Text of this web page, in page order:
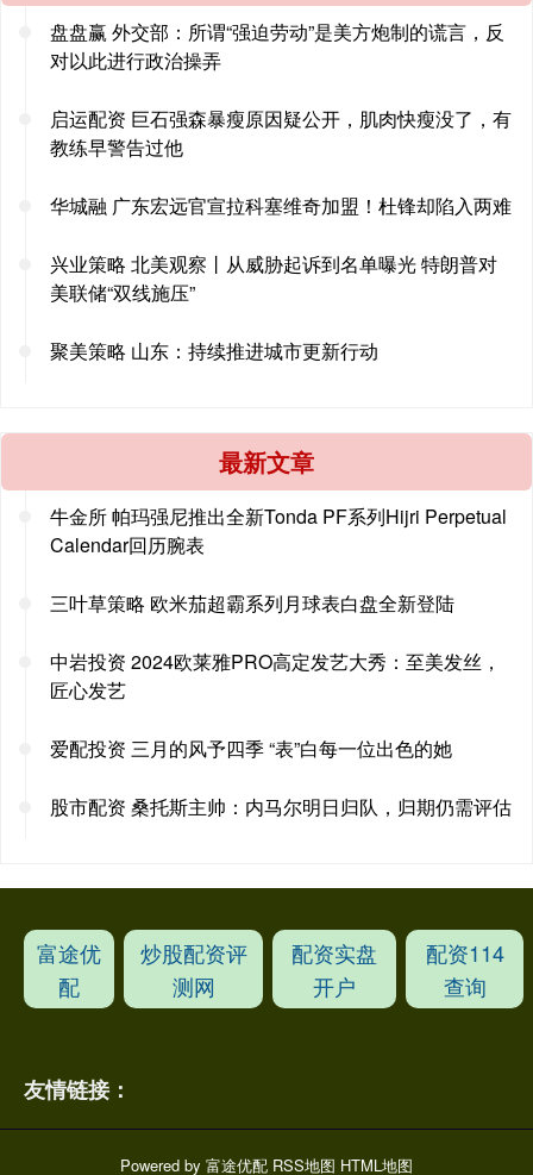
盘盘赢 外交部：所谓“强迫劳动”是美方炮制的谎言，反
对以此进行政治操弄
启运配资 巨石强森暴瘦原因疑公开，肌肉快瘦没了，有
教练早警告过他
华城融 广东宏远官宣拉科塞维奇加盟！杜锋却陷入两难
兴业策略 北美观察丨从威胁起诉到名单曝光 特朗普对
美联储“双线施压”
聚美策略 山东：持续推进城市更新行动
最新文章
牛金所 帕玛强尼推出全新Tonda PF系列Hijri Perpetual
Calendar回历腕表
三叶草策略 欧米茄超霸系列月球表白盘全新登陆
中岩投资 2024欧莱雅PRO高定发艺大秀：至美发丝，
匠心发艺
爱配投资 三月的风予四季 “表”白每一位出色的她
股市配资 桑托斯主帅：内马尔明日归队，归期仍需评估
富途优
配
炒股配资评
测网
配资实盘
开户
配资114
查询
友情链接：
Powered by 富途优配 RSS地图 HTML地图